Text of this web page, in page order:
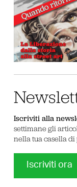
Iscriviti alla
settimane gli
nella tua casella di
Iscriviti ora